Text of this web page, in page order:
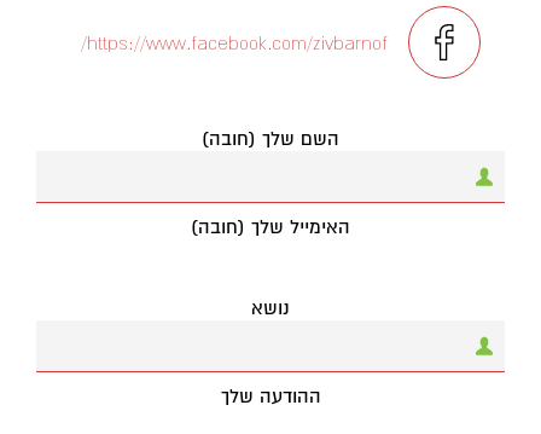
https://www.facebook.com/zivbarnof/
השם שלך (חובה)
האימייל שלך (חובה)
נושא
ההודעה שלך